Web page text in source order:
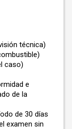
técnica)
caso)
e
de la
de 30 días
examen sin